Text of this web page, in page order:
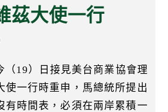
茲大使一行
（19）日接見美台商業協會理
使一行時重申，馬總統所提出
有時間表，必須在兩岸累積一